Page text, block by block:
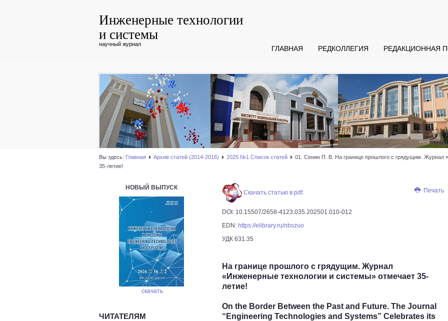
Инженерные технологии
и системы
научный журнал
ГЛАВНАЯ РЕДКОЛЛЕГИЯ РЕДАКЦИОННАЯ
Вы здесь: Главная Архив статей (2014-2016) 2025 №1 Список статей
01. Сенин П. В. На границе прошлого с грядущим. Журнал
35-летие!
НОВЫЙ ВЫПУСК
скачать
ЧИТАТЕЛЯМ
Печать
Скачать статью в pdf.
DOI: 10.15507/2658-4123.035.202501.010-012
EDN: https://elibrary.ru/nbszuo
УДК 631.35
На границе прошлого с грядущим. Журнал
«Инженерные технологии и системы» отмечает 35-
летие!
On the Border Between the Past and Future. The Journal
“Engineering Technologies and Systems” Celebrates its